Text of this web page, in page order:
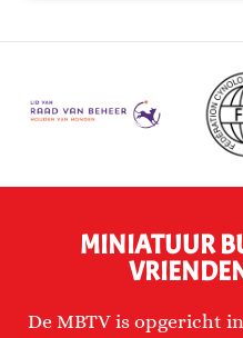
MINIATUUR
De MBTV is opgericht